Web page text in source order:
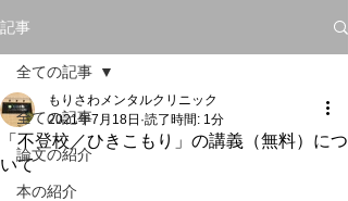
記事
全ての記事
論文の紹介
本の紹介
全ての記事
「不登校／ひきこもり」の講義（無料）につ
いて
もりさわメンタルクリニック
2021年7月18日 読了時間: 1分